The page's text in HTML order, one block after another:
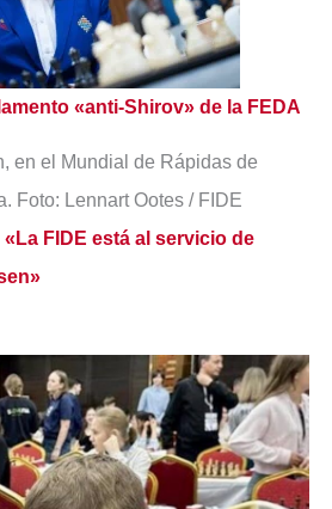
«anti-Shirov» de la FEDA
FIDE está al servicio de